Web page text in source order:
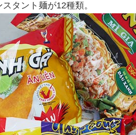
タント麺が12種類。